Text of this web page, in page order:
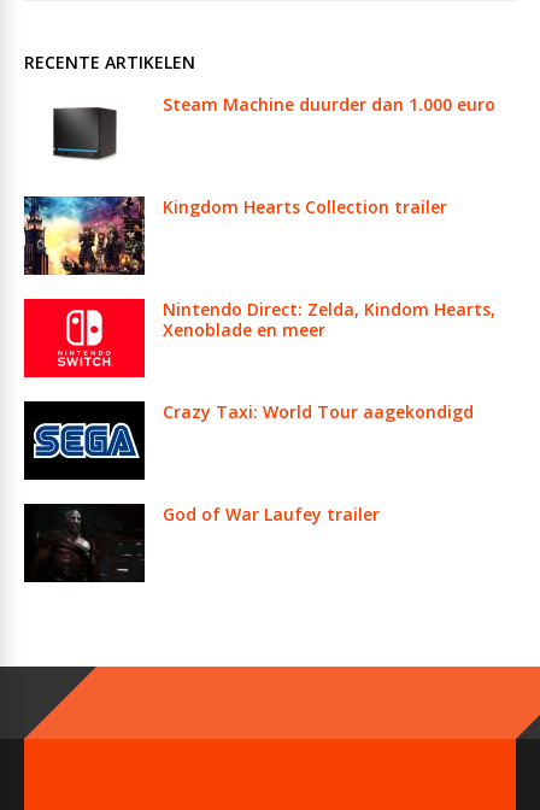
RECENTE ARTIKELEN
Steam Machine duurder dan 1.000 euro
Kingdom Hearts Collection trailer
Nintendo Direct: Zelda, Kindom Hearts,
Xenoblade en meer
Crazy Taxi: World Tour aagekondigd
God of War Laufey trailer